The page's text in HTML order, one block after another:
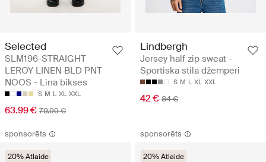
Selected
SLM196-STRAIGHT
LEROY LINEN BLD PNT
NOOS - Lina bikses
S M L XL XXL
63.99 € 79.99 €
Lindbergh
Jersey half zip sweat -
Sportiska stila džemperi
S M L XL XXL
42 € 84 €
sponsorēts
20% Atlaide
sponsorēts
20% Atlaide